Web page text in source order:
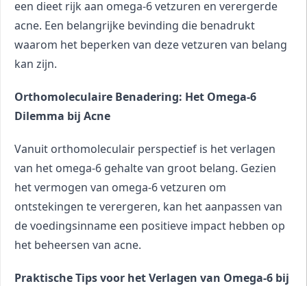
een dieet rijk aan omega-6 vetzuren en verergerde
acne. Een belangrijke bevinding die benadrukt
waarom het beperken van deze vetzuren van belang
kan zijn.
Orthomoleculaire Benadering: Het Omega-6
Dilemma bij Acne
Vanuit orthomoleculair perspectief is het verlagen
van het omega-6 gehalte van groot belang. Gezien
het vermogen van omega-6 vetzuren om
ontstekingen te verergeren, kan het aanpassen van
de voedingsinname een positieve impact hebben op
het beheersen van acne.
Praktische Tips voor het Verlagen van Omega-6 bij